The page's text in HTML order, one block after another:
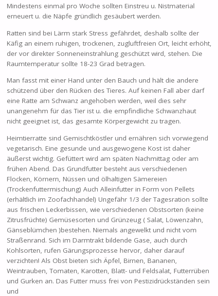
Mindestens einmal pro Woche sollten Einstreu u. Nistmaterial
erneuert u. die Näpfe gründlich gesäubert werden.
Ratten sind bei Lärm stark Stress gefährdet, deshalb sollte der
Käfig an einem ruhigen, trockenen, zugluftfreien Ort, leicht erhöht,
der vor direkter Sonneneinstrahlung geschützt wird, stehen. Die
Raumtemperatur sollte 18-23 Grad betragen.
Man fasst mit einer Hand unter den Bauch und hält die andere
schützend über den Rücken des Tieres. Auf keinen Fall aber darf
eine Ratte am Schwanz angehoben werden, weil dies sehr
unangenehm für das Tier ist u. die empfindliche Schwanzhaut
nicht geeignet ist, das gesamte Körpergewicht zu tragen.
Heimtierratte sind Gemischtköstler und ernähren sich vorwiegend
vegetarisch. Eine gesunde und ausgewogene Kost ist daher
äußerst wichtig. Gefüttert wird am späten Nachmittag oder am
frühen Abend. Das Grundfutter besteht aus verschiedenen
Flocken, Körnern, Nüssen und ölhaltigen Sämereien
(Trockenfuttermischung) Auch Alleinfutter in Form von Pellets
(erhältlich im Zoofachhandel) Ungefähr 1/3 der Tagesration sollte
aus frischen Leckerbissen, wie verschiedenen Obstsorten (keine
Zitrusfrüchte) Gemüsesorten und Grünzeug ( Salat, Löwenzahn,
Gänseblümchen )bestehen. Niemals angewelkt und nicht vom
Straßenrand. Sich im Darmtrakt bildende Gase, auch durch
Kohlsorten, rufen Gärungsprozesse hervor, daher darauf
verzichten! Als Obst bieten sich Äpfel, Birnen, Bananen,
Weintrauben, Tomaten, Karotten, Blatt- und Feldsalat, Futterrüben
und Gurken an. Das Futter muss frei von Pestizidrückständen sein
und